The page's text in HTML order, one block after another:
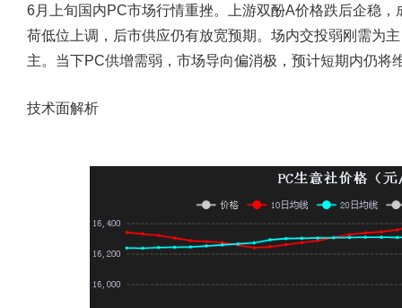
6月上旬国内PC市场行情重挫。上游双酚A价格跌后企稳
荷低位上调，后市供应仍有放宽预期。场内交投弱刚需为
主。当下PC供增需弱，市场导向偏消极，预计短期内仍将
技术面解析